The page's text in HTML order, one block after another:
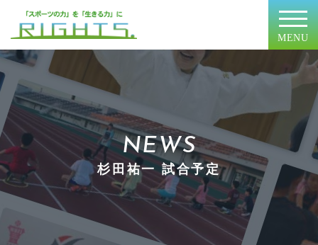
MENU
NEWS
杉田祐一 試合予定